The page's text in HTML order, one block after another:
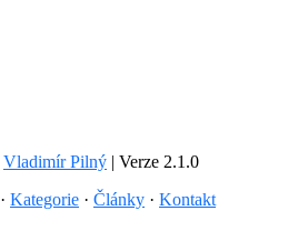
Vladimír Pilný | Verze 2.1.0
· Kategorie · Články · Kontakt